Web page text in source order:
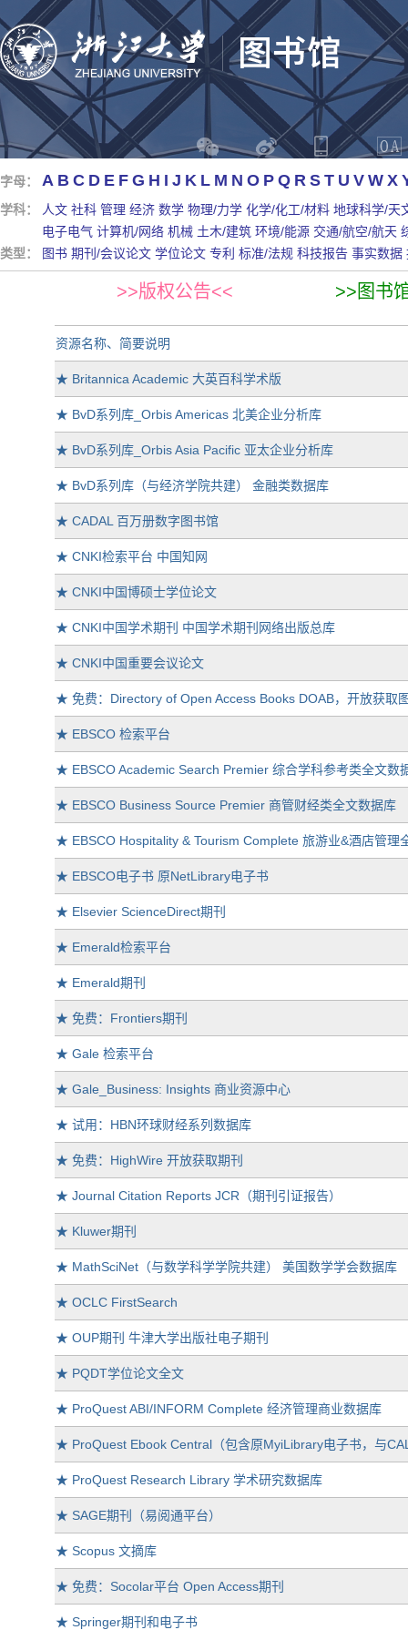
字母： A B C D E F G H I J K L M N O P Q R S T U V W X
学科： 人文 社科 管理 经济 数学 物理/力学 化学/化工/材料 地球科学/天
电子电气 计算机/网络 机械 土木/建筑 环境/能源 交通/航空/航天
类型：
图书 期刊/会议论文 学位论文 专利 标准/法规 科技报告 事实数据
>>版权公告<< >>图书
资源名称、简要说明
★ Britannica Academic 大英百科学术版
★ BvD系列库_Orbis Americas 北美企业分析库
★ BvD系列库_Orbis Asia Pacific 亚太企业分析库
★ BvD系列库（与经济学院共建） 金融类数据库
★ CADAL 百万册数字图书馆
★ CNKI检索平台 中国知网
★ CNKI中国博硕士学位论文
★ CNKI中国学术期刊 中国学术期刊网络出版总库
★ CNKI中国重要会议论文
★ 免费：Directory of Open Access Books DOAB，开放获取
★ EBSCO 检索平台
★ EBSCO Academic Search Premier 综合学科参考类全文数
★ EBSCO Business Source Premier 商管财经类全文数据库
★ EBSCO Hospitality & Tourism Complete 旅游业&酒店管理
★ EBSCO电子书 原NetLibrary电子书
★ Elsevier ScienceDirect期刊
★ Emerald检索平台
★ Emerald期刊
★ 免费：Frontiers期刊
★ Gale 检索平台
★ Gale_Business: Insights 商业资源中心
★ 试用：HBN环球财经系列数据库
★ 免费：HighWire 开放获取期刊
★ Journal Citation Reports JCR（期刊引证报告）
★ Kluwer期刊
★ MathSciNet（与数学科学学院共建） 美国数学学会数据库
★ OCLC FirstSearch
★ OUP期刊 牛津大学出版社电子期刊
★ PQDT学位论文全文
★ ProQuest ABI/INFORM Complete 经济管理商业数据库
★ ProQuest Ebook Central（包含原MyiLibrary电子书，与
★ ProQuest Research Library 学术研究数据库
★ SAGE期刊（易阅通平台）
★ Scopus 文摘库
★ 免费：Socolar平台 Open Access期刊
★ Springer期刊和电子书